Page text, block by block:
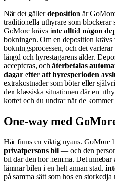
När det gällerdeposition är
traditionella uthyrare som blockerar
GoMore krävs inte alltid någon
bokningen. Om en deposition
bokningsprocessen, och det
längd och hyrestagarens ålder.
accepteras, och återbetalas
dagar efter att hyresperioden
extrakostnader som böter eller
den klassiska situationen där en
kortet och du undrar när de
One-way med
Här finns en viktig nyans. GoMore
privatpersons bil — och den
bil där den hör hemma. Det innebär
lämnar bilen i en helt annan stad,
på samma sätt som hos en